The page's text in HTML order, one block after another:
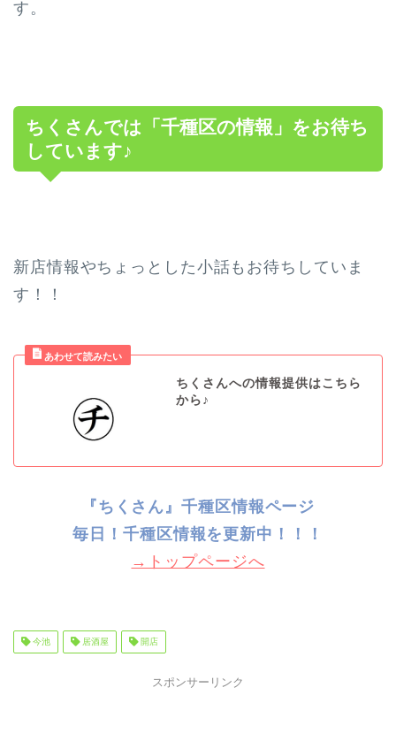
す。
ちくさんでは「千種区の情報」をお待ち
しています♪
新店情報やちょっとした小話もお待ちしていま
す！！
ちくさんへの情報提供はこちら
から♪
『ちくさん』千種区情報ページ
毎日！千種 区情報を更新中！！！
→トップページへ
今池 居酒屋 開店
スポンサーリンク